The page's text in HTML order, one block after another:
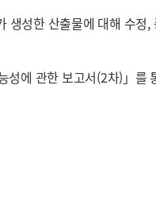
성한 산출물에 대해 수
에 관한 보고서(2차)」를